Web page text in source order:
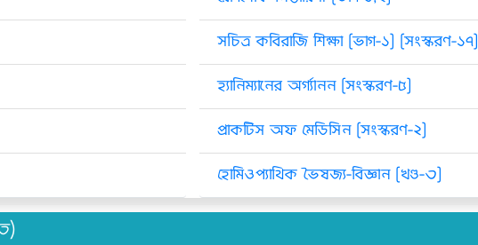
সচিত্র কবিরাজি শিক্ষা [ভাগ-১] [সংস্করণ-১৭]
হ্যানিম্যানের অর্গ্যানন [সংস্করণ-৫]
প্রাকটিস অফ মেডিসিন [সংস্করণ-২]
হোমিওপ্যাথিক ভৈষজ্য-বিজ্ঞান [খণ্ড-৩]